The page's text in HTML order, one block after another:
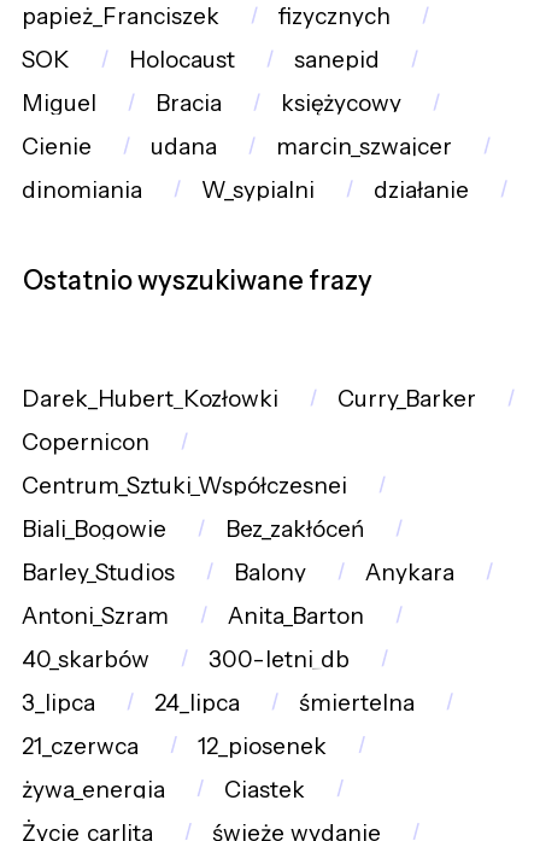
papież_Franciszek
fizycznych
SOK
Holocaust
sanepid
Miguel
Bracia
księżycowy
Cienie
udana
marcin_szwajcer
dinomiania
W_sypialni działanie
Ostatnio wyszukiwane frazy
Darek_Hubert_Kozłowki
Curry_Barker
Copernicon
Centrum_Sztuki_Współczesnej
Biali_Bogowie
Bez_zakłóceń
Barley_Studios
Balony
Anykara
Antoni_Szram
Anita_Barton
40_skarbów
300-letni_db
3_lipca
24_lipca
śmiertelna
21_czerwca
12_piosenek
żywa_energia
Ciastek
Życie_carlita
świeże_wydanie